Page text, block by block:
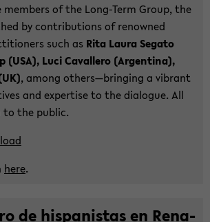
of the Long-​Term Group, the
by con­tri­bu­ti­ons of re­now­ned
such as Rita Laura Se­ga­to
(USA), Luci Ca­val­le­ro (Ar­gen­ti­na),
, among others—brin­ging a vi­brant
and ex­per­ti­se to the dia­lo­gue. All
to the pu­blic.
here.
de his­pa­nis­tas en Rena­